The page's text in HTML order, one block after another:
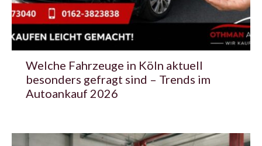
Welche Fahrzeuge in Köln aktuell
besonders gefragt sind – Trends im
Autoankauf 2026